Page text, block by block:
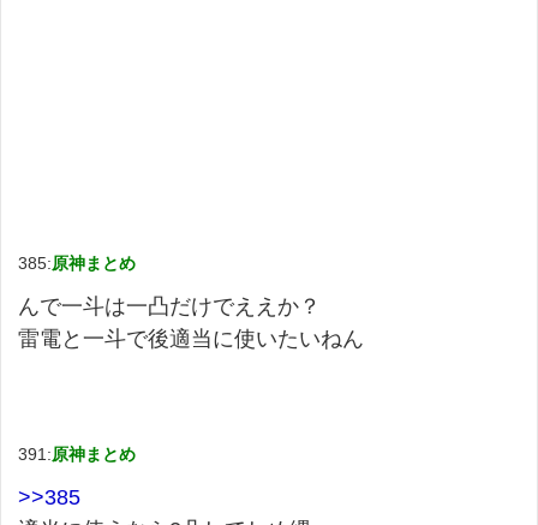
385:原神まとめ
んで一斗は一凸だけでええか？
雷電と一斗で後適当に使いたいねん
391:原神まとめ
>>385